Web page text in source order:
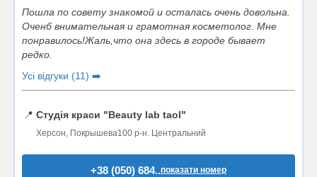
Пошла по совету знакомой и осталась очень довольна.
Оченб внимательная и грамотная косметолог. Мне
понравилось!Жаль,что она здесь в городе бывает
редко.
Усі відгуки (11) ➡️
📍 Студія краси "Beauty lab taol"
Херсон, Покрышева100 р-н. Центральний
+38 (050) 684..показати номер